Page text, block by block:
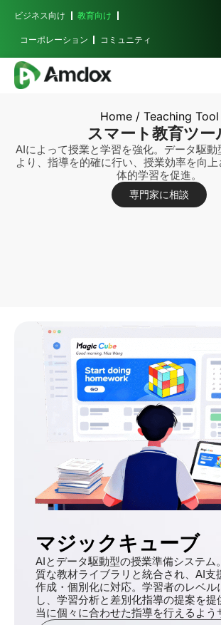
ビジネス向け 教育向け
コーポレーション コミュニティ
Home/ Teaching Tool
スマート教育ツー
AIによって授業と学習を強化。データ駆動
より、指導を的確に行い、授業効率を向
体的学習を促進。
専門家に相談
マジックキューブ
AIとデータ駆動型の授業準備システム
質な教材ライブラリと統合され、AI支
作成・個別化に対応。学習者のレベル
し、学習分析と差別化指導の提案を提
当に個々に合わせた指導を行えるよう